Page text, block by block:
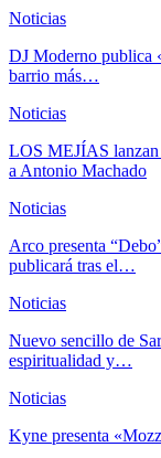
Noticias
DJ Moderno publica
barrio más…
Noticias
LOS MEJÍAS lanzan
a Antonio Machado
Noticias
Arco presenta
publicará tras el…
Noticias
Nuevo sencillo de
espiritualidad y…
Noticias
Kyne presenta